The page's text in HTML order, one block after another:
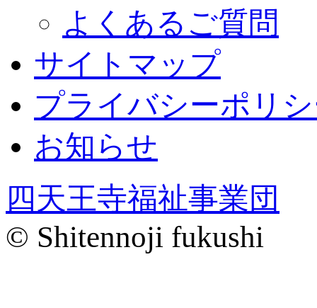
よくあるご質問
サイトマップ
プライバシーポリ
お知らせ
四天王寺福祉事業団
© Shitennoji fukushi